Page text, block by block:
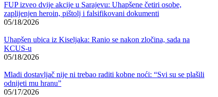
FUP izveo dvije akcije u Sarajevu: Uhapšene četiri osobe,
zaplijenjen heroin, pištolj i falsifikovani dokumenti
05/18/2026
Uhapšen ubica iz Kiseljaka: Ranio se nakon zločina, sada na
KCUS-u
05/18/2026
Mladi dostavljač nije ni trebao raditi kobne noći: “Svi su se plašili
odnijeti mu hranu”
05/17/2026